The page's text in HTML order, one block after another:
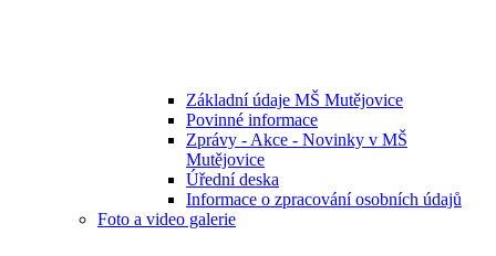
Základní údaje MŠ Mutějovice
Povinné informace
Zprávy - Akce - Novinky v MŠ
Mutějovice
Úřední deska
Informace o zpracování osobních údajů
Foto a video galerie